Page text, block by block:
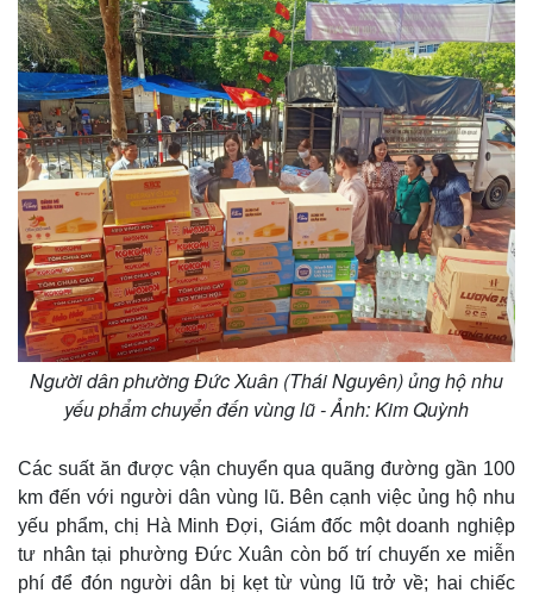
Người dân phường Đức Xuân (Thái Nguyên) ủng hộ nhu
yếu phẩm chuyển đến vùng lũ - Ảnh: Kim Quỳnh
Các suất ăn được vận chuyển qua quãng đường gần 100
km đến với người dân vùng lũ. Bên cạnh việc ủng hộ nhu
yếu phẩm, chị Hà Minh Đợi, Giám đốc một doanh nghiệp
tư nhân tại phường Đức Xuân còn bố trí chuyến xe miễn
phí để đón người dân bị kẹt từ vùng lũ trở về; hai chiếc